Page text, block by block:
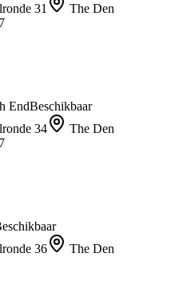
31
The Den
EndBeschikbaar
34
The Den
36
The Den